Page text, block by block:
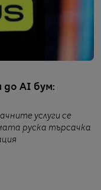
до AI бум:
услуги се
руска търсачка